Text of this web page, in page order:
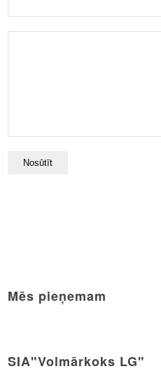
Mēs pieņemam
SIA"Volmārkoks LG"